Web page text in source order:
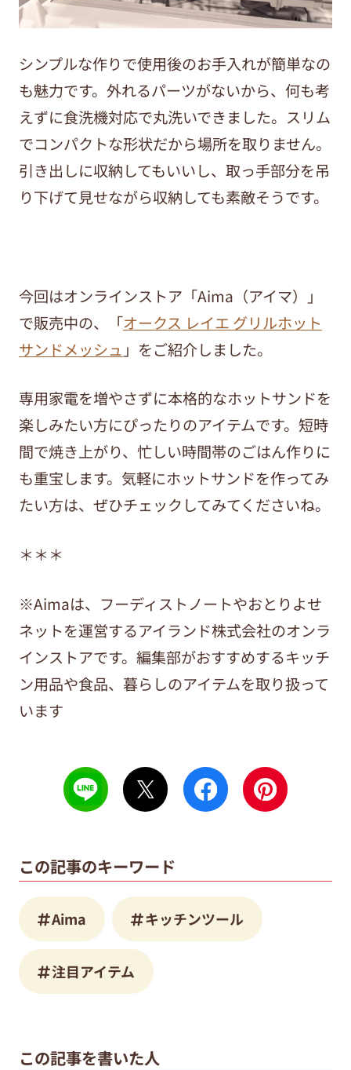
シンプルな作りで使用後のお手入れが簡単なの
も魅力です。外れるパーツがないから、何も考
えずに食洗機対応で丸洗いできました。スリム
でコンパクトな形状だから場所を取りません。
引き出しに収納してもいいし、取っ手部分を吊
り下げて見せながら収納しても素敵そうです。
今回はオンラインストア「Aima（アイマ）」
で販売中の、「オークス レイエ グリルホット
サンドメッシュ 」をご紹介しました。
専用家電を増やさずに本格的なホットサンドを
楽しみたい方にぴったりのアイテムです。短時
間で焼き上がり、忙しい時間帯のごはん作りに
も重宝します。気軽にホットサンドを作ってみ
たい方は、ぜひチェックしてみてくださいね。
＊＊＊
※Aimaは、フーディストノートやおとりよせ
ネットを運営するアイランド株式会社のオンラ
インストアです。編集部がおすすめするキッチ
ン用品や食品、暮らしのアイテムを取り扱って
います
この記事のキーワード
Aima キッチンツール
注目アイテム
この記事を書いた人